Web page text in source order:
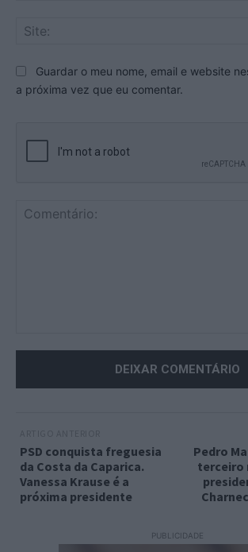
Guardar o meu nome, email e website
a próxima vez que eu comentar.
PSD conquista freguesia
da Costa da Caparica.
Vanessa Krause é a
próxima presidente
Pedro
terceiro
PUBLICIDADE